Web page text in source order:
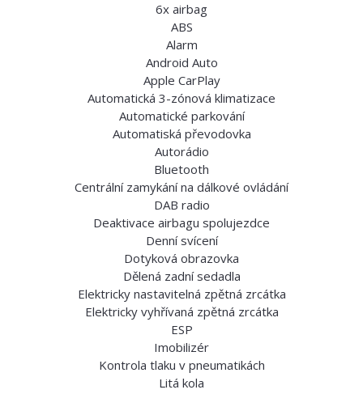
6x airbag
ABS
Alarm
Android Auto
Apple CarPlay
Automatická 3-zónová klimatizace
Automatické parkování
Automatiská převodovka
Autorádio
Bluetooth
Centrální zamykání na dálkové ovládání
DAB radio
Deaktivace airbagu spolujezdce
Denní svícení
Dotyková obrazovka
Dělená zadní sedadla
Elektricky nastavitelná zpětná zrcátka
Elektricky vyhřívaná zpětná zrcátka
ESP
Imobilizér
Kontrola tlaku v pneumatikách
Litá kola